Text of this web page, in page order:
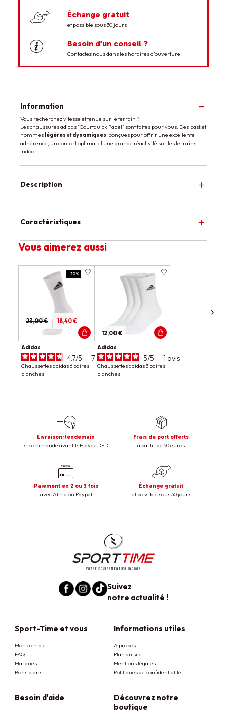
Échange gratuit
et possible sous 30 jours
Besoin d’un conseil ?
Contactez nous dans les horaires d’ouverture
Information
Vous recherchez vitesse et tenue sur le terrain ?
Les chaussures adidas "Courtquick Padel" sont faites pour vous. Des basket
hommes légères etdynamiques , conçues pour offrir une excellente
adhérence, un confort optimal et une grande réactivité sur les terrains
indoor.
Description
Caractéristiques
Vous aimerez aussi
23,00 € 18,40 €
-20%
Adidas
4.7/5 - 7 avis
Chaussettes adidas 6 paires
blanches
12,00 €
Adidas
5/5 - 1 avis
Chaussettes adidas 3 paires
blanches
Livraison-lendemain
si commande avant 14H avec DPD
Frais de port offerts
à partir de 50 euros
Paiement en 2 ou 3 fois
avec Alma ou Paypal
Échange gratuit
et possible sous 30 jours
Suivez
notre actualité !
Sport-Time et vous
Mon compte
FAQ
Marques
Bons plans
Informations utiles
A propos
Plan du site
Mentions légales
Politiques de confidentialité
Besoin d'aide
Découvrez notre
boutique